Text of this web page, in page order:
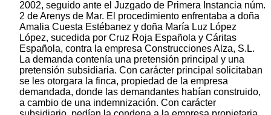
2002, seguido ante el Juzgado de Primera Instancia núm.
2 de Arenys de Mar. El procedimiento enfrentaba a doña
Amalia Cuesta Estébanez y doña María Luz López
López, sucedida por Cruz Roja Española y Cáritas
Española, contra la empresa Construcciones Alza, S.L.
La demanda contenía una pretensión principal y una
pretensión subsidiaria. Con carácter principal solicitaban
se les otorgara la finca, propiedad de la empresa
demandada, donde las demandantes habían construido,
a cambio de una indemnización. Con carácter